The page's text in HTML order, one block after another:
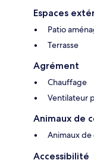
Espaces
Patio
Terrasse
Agrément
Chauffage
Ventilateur
Animaux de
Animaux
Accessibilité